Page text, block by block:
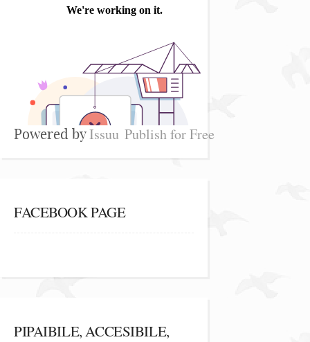
Powered byIssuu Publish for Free
FACEBOOK PAGE
PIPAIBILE, ACCESIBILE,